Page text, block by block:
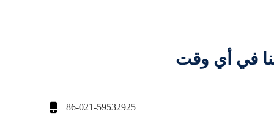
في أي وقت
 86-021-59532925